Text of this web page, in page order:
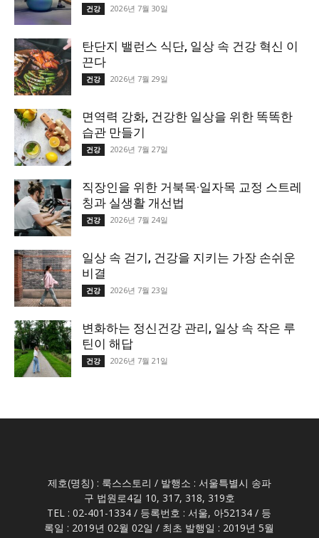
건강 2026년 7월 30일
탄단지 밸런스 식단, 일상 속 건강 혁신 이
끈다
건강 2026년 7월 29일
면역력 강화, 건강한 일상을 위한 똑똑한
습관 만들기
건강 2026년 7월 27일
직장인을 위한 거북목·일자목 교정 스트레
칭과 실생활 개선법
건강 2026년 7월 24일
일상 속 걷기, 건강을 지키는 가장 손쉬운
비결
건강 2026년 7월 23일
변화하는 정신건강 관리, 일상 속 작은 루
틴이 해답
건강 2026년 7월 21일
제호(명칭) : 룩스스토리 / 발행소 : 서울특별시 송파
구 법원로4길 10, 317, 318, 319호
TEL : 02-401-1334 / 등록번호 : 서울, 아52134 / 등
록일 : 2019년 02월 02일 / 최초 발행일 : 2019년 5월